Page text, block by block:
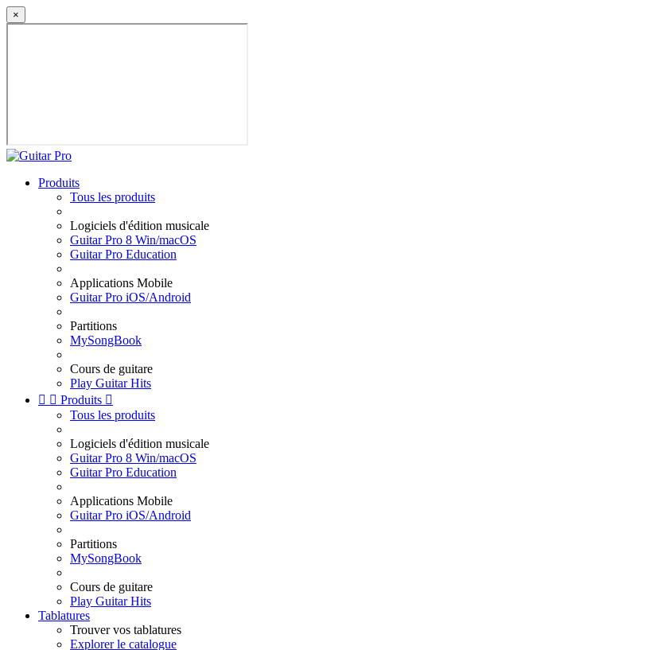
×
Produits
Tous les produits
Logiciels d'édition musicale
Guitar Pro 8 Win/macOS
Guitar Pro Education
Applications Mobile
Guitar Pro iOS/Android
Partitions
MySongBook
Cours de guitare
Play Guitar Hits
  Produits 
Tous les produits
Logiciels d'édition musicale
Guitar Pro 8 Win/macOS
Guitar Pro Education
Applications Mobile
Guitar Pro iOS/Android
Partitions
MySongBook
Cours de guitare
Play Guitar Hits
Tablatures
Trouver vos tablatures
Explorer le catalogue